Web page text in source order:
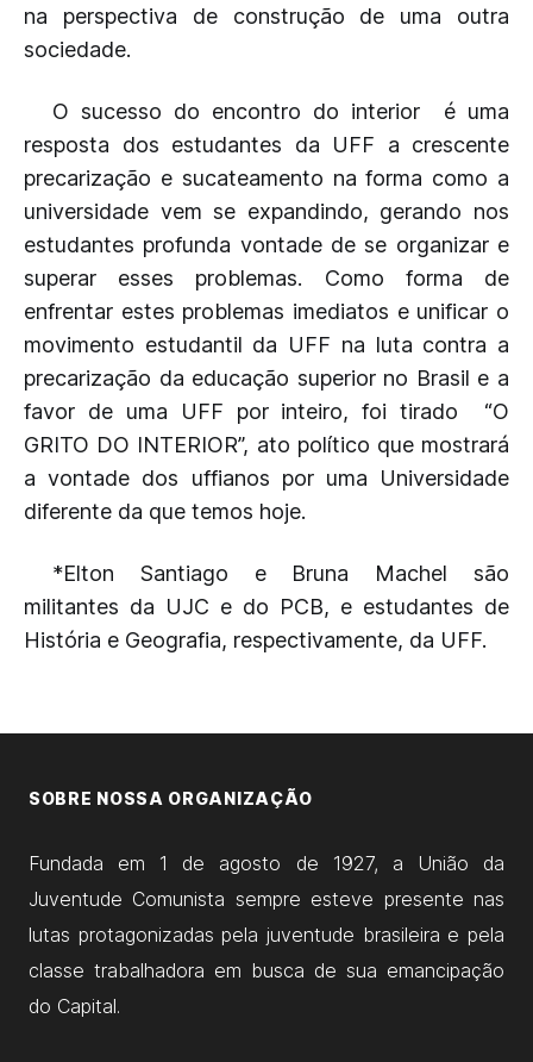
na perspectiva de construção de uma outra
sociedade.
O sucesso do encontro do interior é uma
resposta dos estudantes da UFF a crescente
precarização e sucateamento na forma como a
universidade vem se expandindo, gerando nos
estudantes profunda vontade de se organizar e
superar esses problemas. Como forma de
enfrentar estes problemas imediatos e unificar o
movimento estudantil da UFF na luta contra a
precarização da educação superior no Brasil e a
favor de uma UFF por inteiro, foi tirado “O
GRITO DO INTERIOR”, ato político que mostrará
a vontade dos uffianos por uma Universidade
diferente da que temos hoje.
*Elton Santiago e Bruna Machel são
militantes da UJC e do PCB, e estudantes de
História e Geografia, respectivamente, da UFF.
SOBRE NOSSA ORGANIZAÇÃO
Fundada em 1 de agosto de 1927, a União da
Juventude Comunista sempre esteve presente nas
lutas protagonizadas pela juventude brasileira e pela
classe trabalhadora em busca de sua emancipação
do Capital.